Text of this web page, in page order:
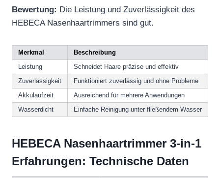
Bewertung: Die Leistung und Zuverlässigkeit des
HEBECA Nasenhaartrimmers sind gut.
Merkmal
Beschreibung
Leistung
Schneidet Haare präzise und effektiv
Zuverlässigkeit
Funktioniert zuverlässig und ohne Probleme
Akkulaufzeit
Ausreichend für mehrere Anwendungen
Wasserdicht
Einfache Reinigung unter fließendem Wasser
HEBECA Nasenhaartrimmer 3-in-1
Erfahrungen: Technische Daten